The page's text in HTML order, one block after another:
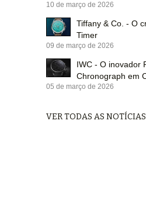
10 de março de 2026
Tiffany & Co. - O
Timer
09 de março de 2026
IWC - O inovador
Chronograph em
05 de março de 2026
VER TODAS AS NOTÍCIAS